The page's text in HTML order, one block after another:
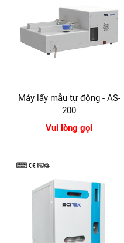
Máy lấy mẫu tự động - AS-
200
Vui lòng gọi